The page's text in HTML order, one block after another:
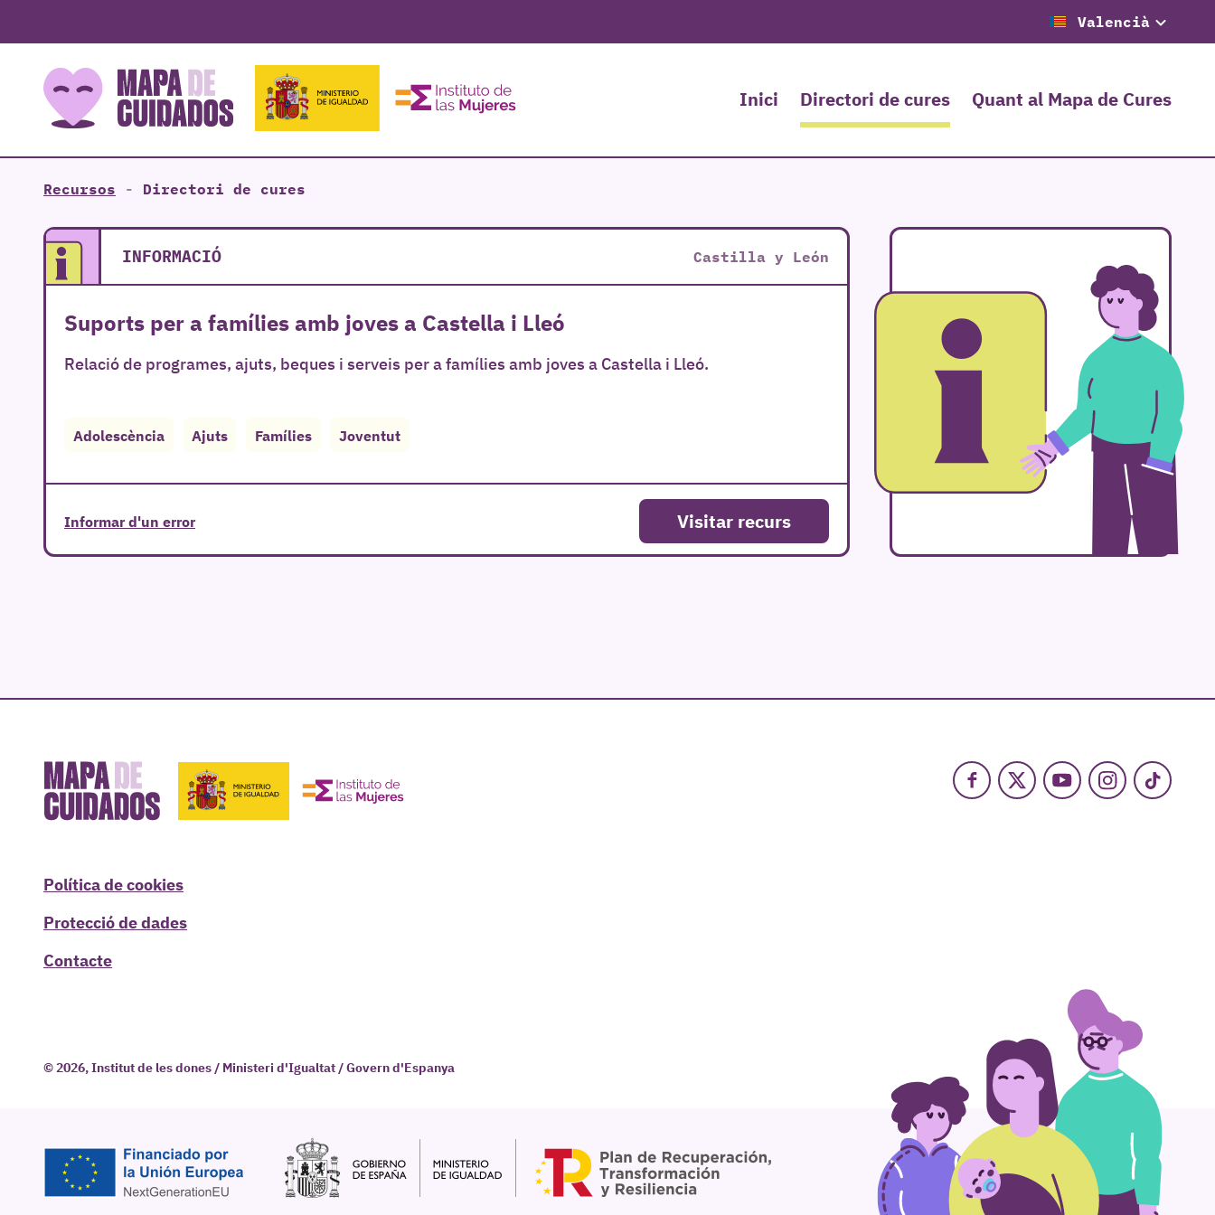
Valencià
Inici Directori de cures Quant al Mapa de Cures
Recursos - Directori de cures
INFORMACIÓ Castilla y León
Suports per a famílies amb joves a Castella i Lleó
Relació de programes, ajuts, beques i serveis per a famílies amb joves a Castella i Lleó.
Adolescència Ajuts Famílies Joventut
Informar d'un error Visitar recurs
Facebook
X YoutubeInstagram
TikTok
Política de cookies
Protecció de dades
Contacte
© 2026, Institut de les dones / Ministeri d'Igualtat / Govern d'Espanya